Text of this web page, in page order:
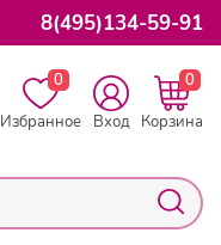
8(495)134-59-91
0
Избранное
Вход
0
Корзина